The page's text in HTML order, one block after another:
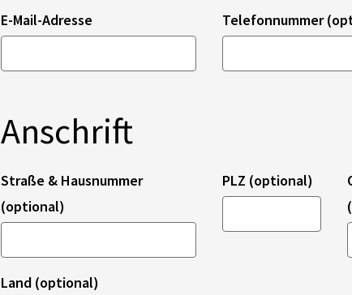
E-Mail-Adresse Telefonnummer
Anschrift
Straße & Hausnummer
(optional)
PLZ (optional)
Land (optional)